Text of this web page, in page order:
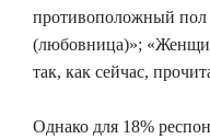
противоположный пол
(любовница)»;
так, как сейчас,
Однако для 18%